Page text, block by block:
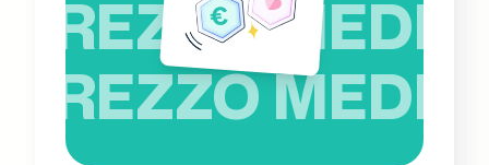
PREZZO MEDIO
PREZZO MEDIO